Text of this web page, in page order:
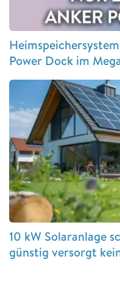
Power Dock im
10 kW Solaranlage
günstig versorgt